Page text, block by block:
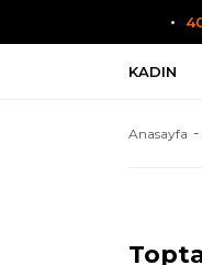
KADIN
Anasayfa